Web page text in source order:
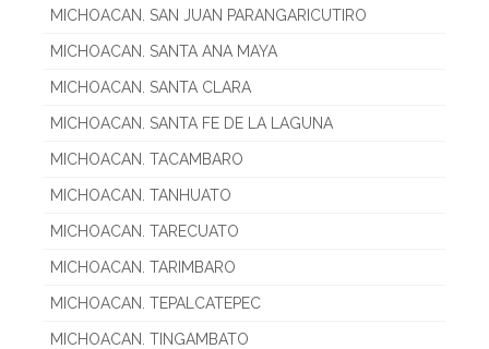
MICHOACAN. SAN JUAN PARANGARICUTIRO
MICHOACAN. SANTA ANA MAYA
MICHOACAN. SANTA CLARA
MICHOACAN. SANTA FE DE LA LAGUNA
MICHOACAN. TACAMBARO
MICHOACAN. TANHUATO
MICHOACAN. TARECUATO
MICHOACAN. TARIMBARO
MICHOACAN. TEPALCATEPEC
MICHOACAN. TINGAMBATO